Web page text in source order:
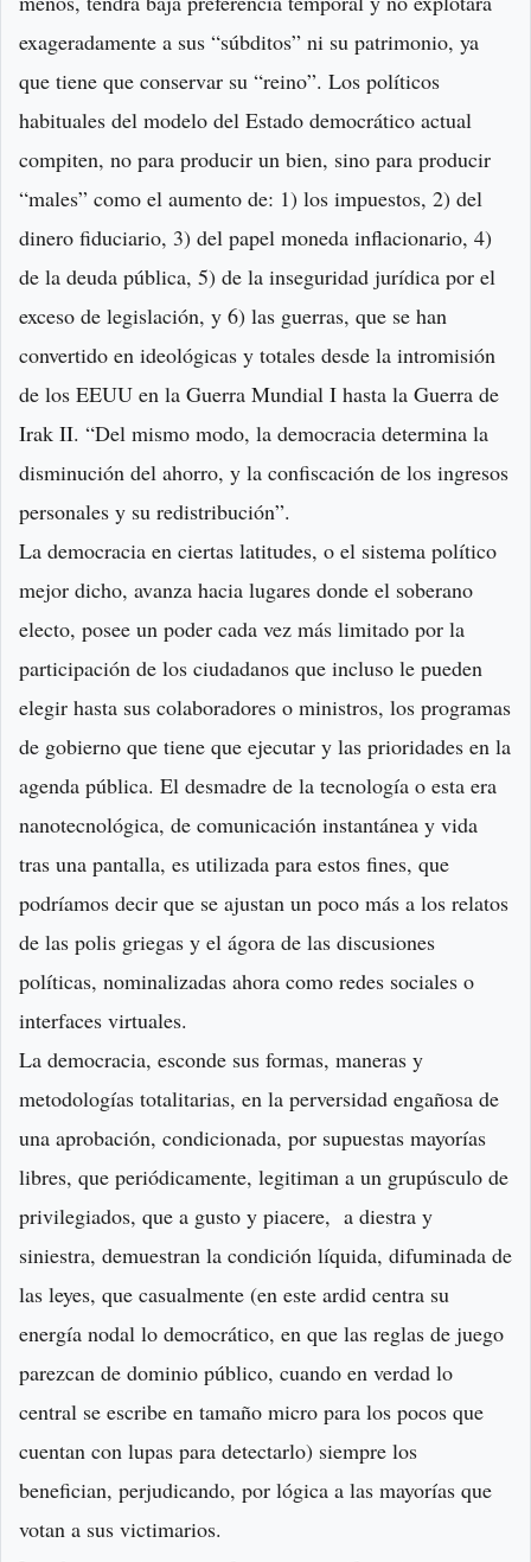
exageradamente a sus “súbditos” ni su patrimonio, ya
que tiene que conservar su “reino”. Los políticos
habituales del modelo del Estado democrático actual
compiten, no para producir un bien, sino para producir
“males” como el aumento de: 1) los impuestos, 2) del
dinero fiduciario, 3) del papel moneda inflacionario, 4)
de la deuda pública, 5) de la inseguridad jurídica por el
exceso de legislación, y 6) las guerras, que se han
convertido en ideológicas y totales desde la intromisión
de los EEUU en la Guerra Mundial I hasta la Guerra de
Irak II. “Del mismo modo, la democracia determina la
disminución del ahorro, y la confiscación de los ingresos
personales y su redistribución”.
La democracia en ciertas latitudes, o el sistema político
mejor dicho, avanza hacia lugares donde el soberano
electo, posee un poder cada vez más limitado por la
participación de los ciudadanos que incluso le pueden
elegir hasta sus colaboradores o ministros, los programas
de gobierno que tiene que ejecutar y las prioridades en la
agenda pública. El desmadre de la tecnología o esta era
nanotecnológica, de comunicación instantánea y vida
tras una pantalla, es utilizada para estos fines, que
podríamos decir que se ajustan un poco más a los relatos
de las polis griegas y el ágora de las discusiones
políticas, nominalizadas ahora como redes sociales o
interfaces virtuales.
La democracia, esconde sus formas, maneras y
metodologías totalitarias, en la perversidad engañosa de
una aprobación, condicionada, por supuestas mayorías
libres, que periódicamente, legitiman a un grupúsculo de
privilegiados, que a gusto y piacere, a diestra y
siniestra, demuestran la condición líquida, difuminada de
las leyes, que casualmente (en este ardid centra su
energía nodal lo democrático, en que las reglas de juego
parezcan de dominio público, cuando en verdad lo
central se escribe en tamaño micro para los pocos que
cuentan con lupas para detectarlo) siempre los
benefician, perjudicando, por lógica a las mayorías que
votan a sus victimarios.